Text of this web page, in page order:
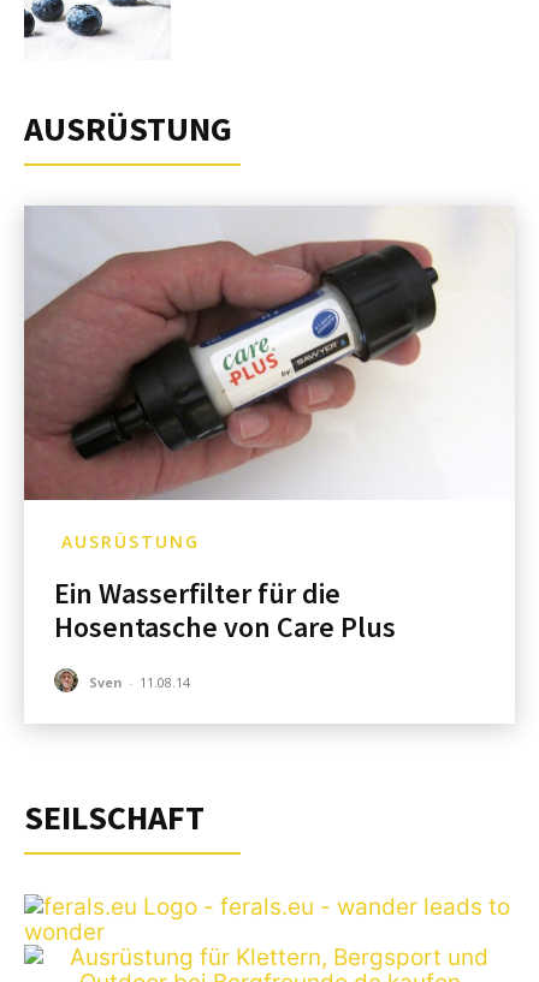
AUSRÜSTUNG
AUSRÜSTUNG
Ein Wasserfilter für die
Hosentasche von Care Plus
Sven - 11.08.14
SEILSCHAFT